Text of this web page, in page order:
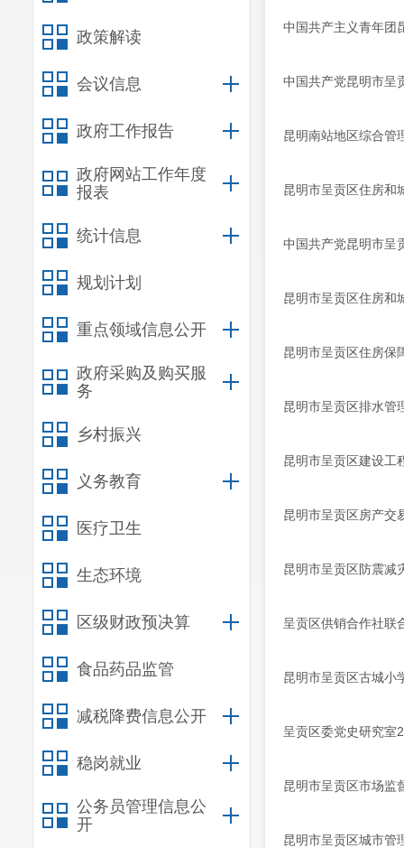
政策解读
会议信息
政府工作报告
政府网站工作年度
报表
统计信息
规划计划
重点领域信息公开
政府采购及购买服
务
乡村振兴
义务教育
医疗卫生
生态环境
区级财政预决算
食品药品监管
减税降费信息公开
稳岗就业
公务员管理信息公
开
中国共产主义青年团
中国共产党昆明市呈
昆明南站地区综合管
昆明市呈贡区住房和
中国共产党昆明市呈
昆明市呈贡区住房和
昆明市呈贡区住房保
昆明市呈贡区排水管
昆明市呈贡区建设工
昆明市呈贡区房产交
昆明市呈贡区防震减
呈贡区供销合作社联
昆明市呈贡区古城小
呈贡区委党史研究室
昆明市呈贡区市场监
昆明市呈贡区城市管